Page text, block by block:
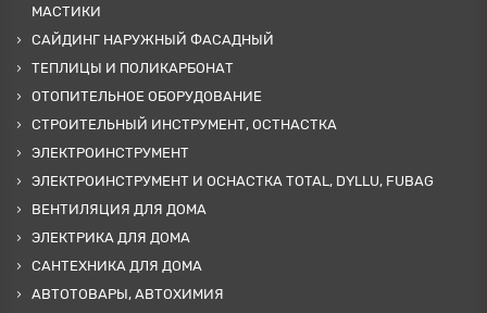
МАСТИКИ
САЙДИНГ НАРУЖНЫЙ ФАСАДНЫЙ
ТЕПЛИЦЫ И ПОЛИКАРБОНАТ
ОТОПИТЕЛЬНОЕ ОБОРУДОВАНИЕ
СТРОИТЕЛЬНЫЙ ИНСТРУМЕНТ, ОСТНАСТКА
ЭЛЕКТРОИНСТРУМЕНТ
ЭЛЕКТРОИНСТРУМЕНТ И ОСНАСТКА TOTAL, DYLLU, FUBAG
ВЕНТИЛЯЦИЯ ДЛЯ ДОМА
ЭЛЕКТРИКА ДЛЯ ДОМА
САНТЕХНИКА ДЛЯ ДОМА
АВТОТОВАРЫ, АВТОХИМИЯ